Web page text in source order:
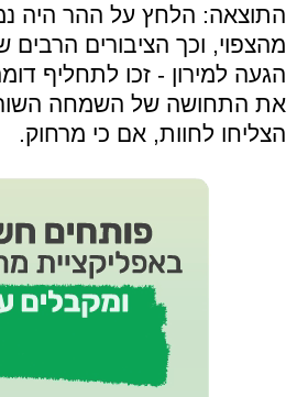
התוצאה: הלחץ על ההר היה
מהצפוי, וכך הציבורים הרבים
הגעה למירון - זכו לתחליף
את התחושה של השמחה
הצליחו לחוות, אם כי מרחוק.